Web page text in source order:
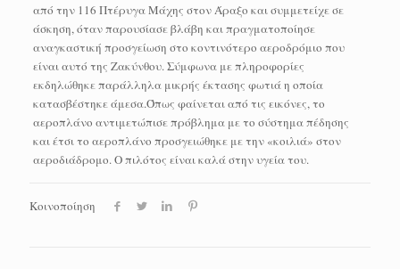
από την 116 Πτέρυγα Μάχης στον Άραξο και συμμετείχε σε
άσκηση, όταν παρουσίασε βλάβη και πραγματοποίησε
αναγκαστική προσγείωση στο κοντινότερο αεροδρόμιο που
είναι αυτό της Ζακύνθου. Σύμφωνα με πληροφορίες
εκδηλώθηκε παράλληλα μικρής έκτασης φωτιά η οποία
κατασβέστηκε άμεσα.Όπως φαίνεται από τις εικόνες, το
αεροπλάνο αντιμετώπισε πρόβλημα με το σύστημα πέδησης
και έτσι το αεροπλάνο προσγειώθηκε με την «κοιλιά» στον
αεροδιάδρομο. Ο πιλότος είναι καλά στην υγεία του.
Κοινοποίηση